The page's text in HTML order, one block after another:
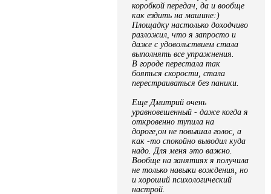
коробкой передач, да и вообще
как ездить на машине:)
Площадку настолько доходчиво
разложил, что я запросто и
даже с удовольствием стала
выполнять все упражнения.
В городе перестала так
бояться скорости, стала
перестраиваться без паники.
Еще Дмитрий очень
уравновешенный - даже когда я
откровенно тупила на
дороге,он не повышал голос, а
как -то спокойно выводил куда
надо. Для меня это важно.
Вообще на занятиях я получила
не только навыки вождения, но
и хороший психологический
настрой.